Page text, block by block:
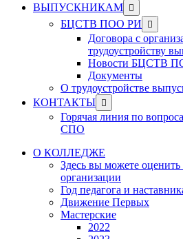
ВЫПУСКНИКАМ Show
sub
menu
БЦСТВ ПОО РИ
Show
sub
menu
Договора с
трудоустройству
Новости БЦСТВ
Документы
О трудоустройстве
КОНТАКТЫ Show
sub
menu
Горячая линия по
СПО
О КОЛЛЕДЖЕ
Здесь вы можете
организации
Год педагога и
Движение Первых
Мастерские
2022